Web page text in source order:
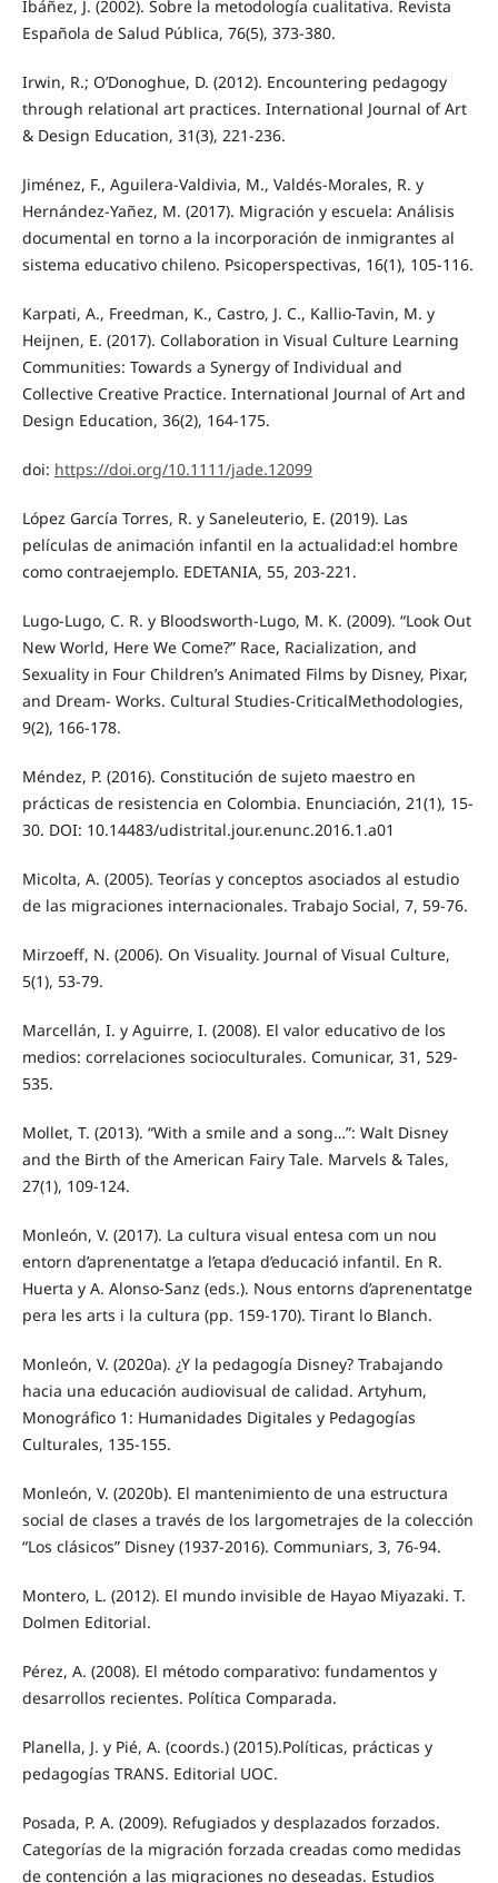
Ibáñez, J. (2002). Sobre la metodología cualitativa. Revista
Española de Salud Pública, 76(5), 373-380.
Irwin, R.; O’Donoghue, D. (2012). Encountering pedagogy
through relational art practices. International Journal of Art
& Design Education, 31(3), 221-236.
Jiménez, F., Aguilera-Valdivia, M., Valdés-Morales, R. y
Hernández-Yañez, M. (2017). Migración y escuela: Análisis
documental en torno a la incorporación de inmigrantes al
sistema educativo chileno. Psicoperspectivas, 16(1), 105-116.
Karpati, A., Freedman, K., Castro, J. C., Kallio-Tavin, M. y
Heijnen, E. (2017). Collaboration in Visual Culture Learning
Communities: Towards a Synergy of Individual and
Collective Creative Practice. International Journal of Art and
Design Education, 36(2), 164-175.
doi: https://doi.org/10.1111/jade.12099
López García Torres, R. y Saneleuterio, E. (2019). Las
películas de animación infantil en la actualidad:el hombre
como contraejemplo. EDETANIA, 55, 203-221.
Lugo-Lugo, C. R. y Bloodsworth-Lugo, M. K. (2009). “Look Out
New World, Here We Come?” Race, Racialization, and
Sexuality in Four Children’s Animated Films by Disney, Pixar,
and Dream- Works. Cultural Studies-CriticalMethodologies,
9(2), 166-178.
Méndez, P. (2016). Constitución de sujeto maestro en
prácticas de resistencia en Colombia. Enunciación, 21(1), 15-
30. DOI: 10.14483/udistrital.jour.enunc.2016.1.a01
Micolta, A. (2005). Teorías y conceptos asociados al estudio
de las migraciones internacionales. Trabajo Social, 7, 59-76.
Mirzoeff, N. (2006). On Visuality. Journal of Visual Culture,
5(1), 53-79.
Marcellán, I. y Aguirre, I. (2008). El valor educativo de los
medios: correlaciones socioculturales. Comunicar, 31, 529-
535.
Mollet, T. (2013). “With a smile and a song…”: Walt Disney
and the Birth of the American Fairy Tale. Marvels & Tales,
27(1), 109-124.
Monleón, V. (2017). La cultura visual entesa com un nou
entorn d’aprenentatge a l’etapa d’educació infantil. En R.
Huerta y A. Alonso-Sanz (eds.). Nous entorns d’aprenentatge
pera les arts i la cultura (pp. 159-170). Tirant lo Blanch.
Monleón, V. (2020a). ¿Y la pedagogía Disney? Trabajando
hacia una educación audiovisual de calidad. Artyhum,
Monográfico 1: Humanidades Digitales y Pedagogías
Culturales, 135-155.
Monleón, V. (2020b). El mantenimiento de una estructura
social de clases a través de los largometrajes de la colección
“Los clásicos” Disney (1937-2016). Communiars, 3, 76-94.
Montero, L. (2012). El mundo invisible de Hayao Miyazaki. T.
Dolmen Editorial.
Pérez, A. (2008). El método comparativo: fundamentos y
desarrollos recientes. Política Comparada.
Planella, J. y Pié, A. (coords.) (2015).Políticas, prácticas y
pedagogías TRANS. Editorial UOC.
Posada, P. A. (2009). Refugiados y desplazados forzados.
Categorías de la migración forzada creadas como medidas
de contención a las migraciones no deseadas. Estudios